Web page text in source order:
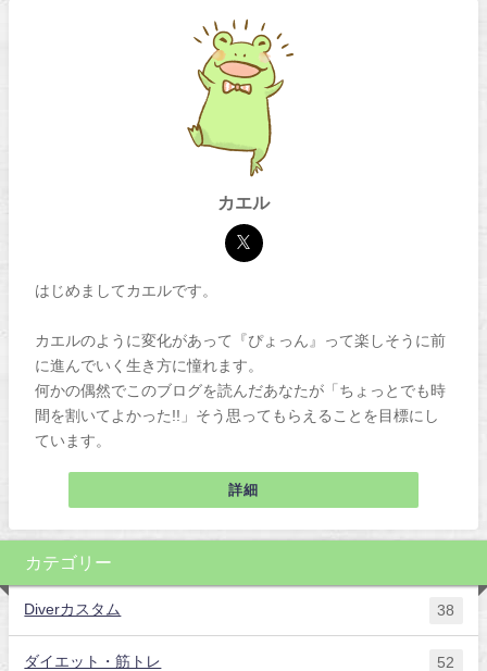
カエル
はじめましてカエルです。
カエルのように変化があって『ぴょっん』って楽しそうに前
に進んでいく生き方に憧れます。
何かの偶然でこのブログを読んだあなたが「ちょっとでも時
間を割いてよかった!!」そう思ってもらえることを目標にし
ています。
詳細
カテゴリー
Diverカスタム 38
ダイエット・筋トレ 52